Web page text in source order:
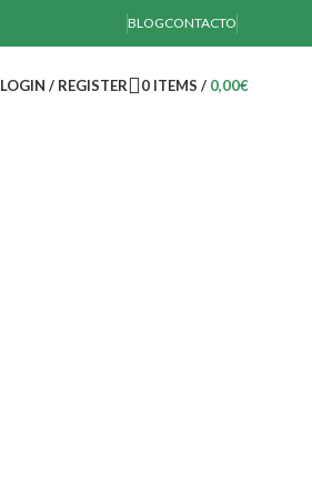
BLOGCONTACTO
LOGIN / REGISTER 0 ITEMS / 0,00€